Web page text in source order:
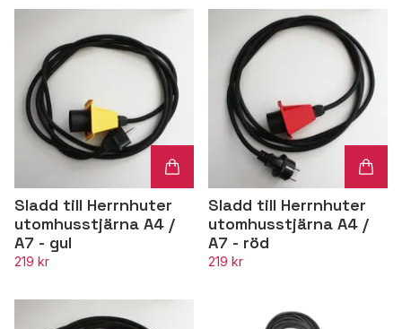
Sladd till Herrnhuter
utomhusstjärna A4 /
A7 - gul
219 kr
Sladd till Herrnhuter
utomhusstjärna A4 /
A7 - röd
219 kr